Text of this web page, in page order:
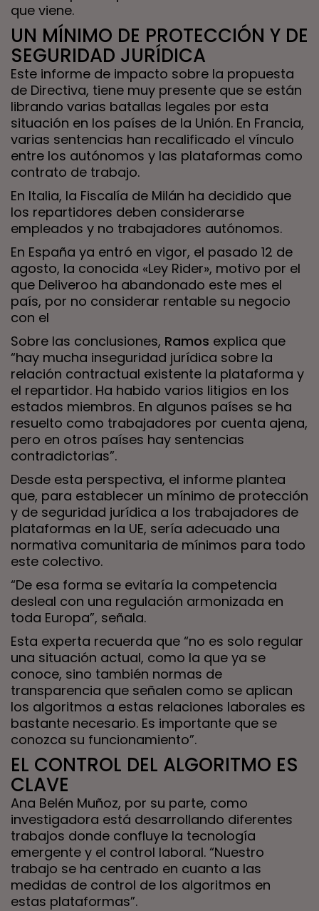
que viene.
UN MÍNIMO DE PROTECCIÓN Y DE
SEGURIDAD JURÍDICA
Este informe de impacto sobre la propuesta
de Directiva, tiene muy presente que se están
librando varias batallas legales por esta
situación en los países de la Unión. En Francia,
varias sentencias han recalificado el vínculo
entre los autónomos y las plataformas como
contrato de trabajo.
En Italia, la Fiscalía de Milán ha decidido que
los repartidores deben considerarse
empleados y no trabajadores autónomos.
En España ya entró en vigor, el pasado 12 de
agosto, la conocida «Ley Rider», motivo por el
que Deliveroo ha abandonado este mes el
país, por no considerar rentable su negocio
con el
Sobre las conclusiones, Ramos explica que
“hay mucha inseguridad jurídica sobre la
relación contractual existente la plataforma y
el repartidor. Ha habido varios litigios en los
estados miembros. En algunos países se ha
resuelto como trabajadores por cuenta ajena,
pero en otros países hay sentencias
contradictorias”.
Desde esta perspectiva, el informe plantea
que, para establecer un mínimo de protección
y de seguridad jurídica a los trabajadores de
plataformas en la UE, sería adecuado una
normativa comunitaria de mínimos para todo
este colectivo.
“De esa forma se evitaría la competencia
desleal con una regulación armonizada en
toda Europa”, señala.
Esta experta recuerda que “no es solo regular
una situación actual, como la que ya se
conoce, sino también normas de
transparencia que señalen como se aplican
los algoritmos a estas relaciones laborales es
bastante necesario. Es importante que se
conozca su funcionamiento”.
EL CONTROL DEL ALGORITMO ES
CLAVE
Ana Belén Muñoz, por su parte, como
investigadora está desarrollando diferentes
trabajos donde confluye la tecnología
emergente y el control laboral. “Nuestro
trabajo se ha centrado en cuanto a las
medidas de control de los algoritmos en
estas plataformas”.